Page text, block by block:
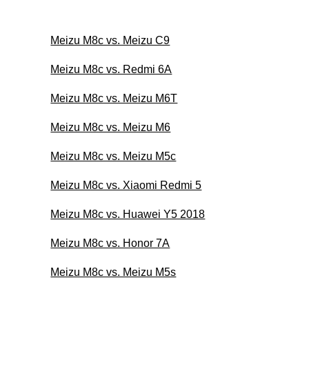
Meizu M8c vs. Meizu C9
Meizu M8c vs. Redmi 6A
Meizu M8c vs. Meizu M6T
Meizu M8c vs. Meizu M6
Meizu M8c vs. Meizu M5c
Meizu M8c vs. Xiaomi Redmi 5
Meizu M8c vs. Huawei Y5 2018
Meizu M8c vs. Honor 7A
Meizu M8c vs. Meizu M5s